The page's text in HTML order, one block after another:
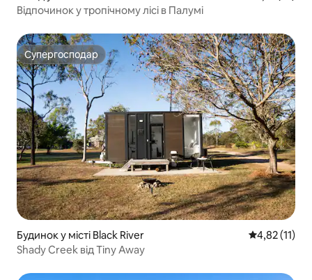
Відпочинок у тропічному лісі в Палумі
Супергосподар
Супергосподар
Будинок у місті Black River Середня
4,82 (11)
Shady Creek від Tiny Away